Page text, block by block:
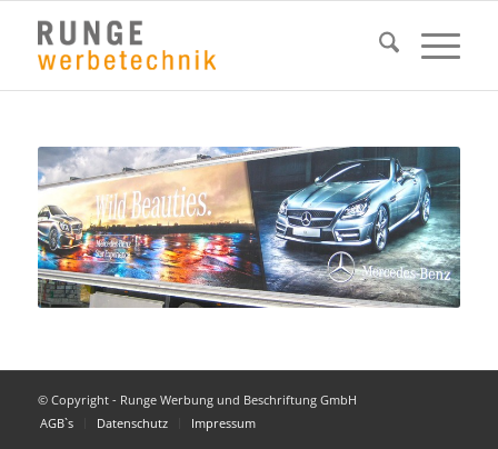
© Copyright - Runge Werbung und Beschriftung GmbH
AGB`s
Datenschutz Impressum